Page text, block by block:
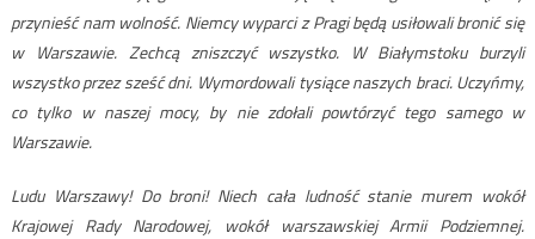
przynieść nam wolność. Niemcy wyparci z Pragi będą usiłowali bronić się
w Warszawie. Zechcą zniszczyć wszystko. W Białymstoku burzyli
wszystko przez sześć dni. Wymordowali tysiące naszych braci. Uczyńmy,
co tylko w naszej mocy, by nie zdołali powtórzyć tego samego w
Warszawie.
Ludu Warszawy! Do broni! Niech cała ludność stanie murem wokół
Krajowej Rady Narodowej, wokół warszawskiej Armii Podziemnej.